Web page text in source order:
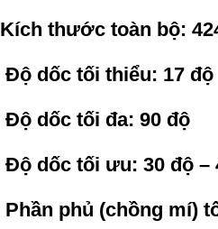
Kích thước toàn bộ:
Độ dốc tối thiểu: 17 độ
Độ dốc tối đa: 90 độ
Độ dốc tối ưu: 30 độ –
Phần phủ (chồng mí)